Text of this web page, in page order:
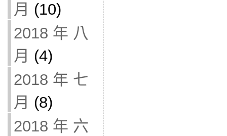
月 (10)
2018 年 八
月 (4)
2018 年 七
月 (8)
2018 年 六